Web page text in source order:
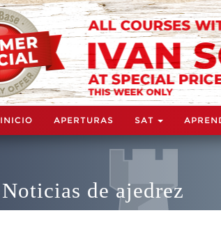
INICIO APERTURAS SAT
Noticias de ajedrez